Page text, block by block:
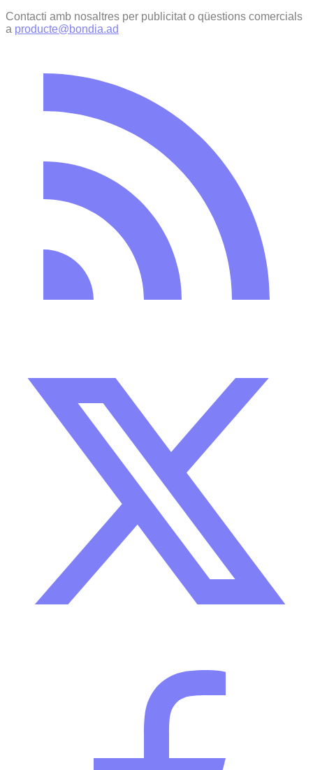
Contacti amb nosaltres per publicitat o qüestions comercials
a producte@bondia.ad